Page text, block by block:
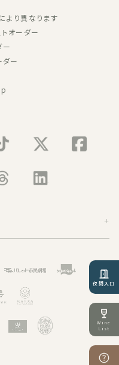
夜間入口
Wine
List
り異なります
オーダー
ー
ー